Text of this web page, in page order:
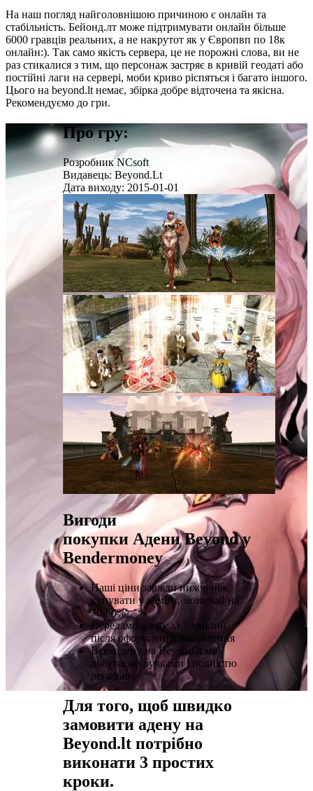
На наш погляд найголовнішою причиною є онлайн та
стабільність. Бейонд.лт може підтримувати онлайн більше
6000 гравців реальних, а не накрутот як у Європвп по 18к
онлайн:). Так само якість сервера, це не порожні слова, ви не
раз стикалися з тим, що персонаж застряє в кривій геодаті або
постійні лаги на сервері, моби криво ріспяться і багато іншого.
Цього на beyond.lt немає, збірка добре відточена та якісна.
Рекомендуємо до гри.
Про гру:
РозробникNCsoft
Видавець: Beyond.Lt
Дата виходу: 2015-01-01
Вигоди
покупки Адени Beyond у
Bendermoney
Наші ціни завжди нижчі ніж
купувати у адміну, зазвичай на
70-90%
Передамо адену за 7 хвилин
після оформлення замовлення
Всю адену на Beyond.lt ми
добуваємо ручками і повністю
легально.
Для того, щоб швидко
замовити адену на
Beyond.lt потрібно
виконати 3 простих
кроки.